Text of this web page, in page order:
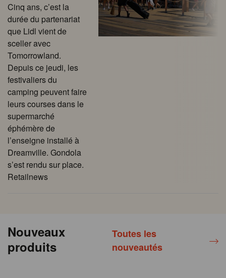
Cinq ans, c’est la
durée du partenariat
que Lidl vient de
sceller avec
Tomorrowland.
Depuis ce jeudi, les
festivaliers du
camping peuvent faire
leurs courses dans le
supermarché
éphémère de
l’enseigne installé à
Dreamville. Gondola
s’est rendu sur place.
Retailnews
Nouveaux
produits
Toutes les
nouveautés